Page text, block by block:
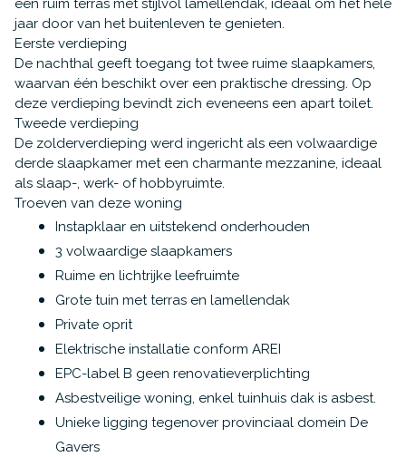
een ruim terras met stijlvol lamellendak, ideaal om het hele
jaar door van het buitenleven te genieten.
Eerste verdieping
De nachthal geeft toegang tot twee ruime slaapkamers,
waarvan één beschikt over een praktische dressing. Op
deze verdieping bevindt zich eveneens een apart toilet.
Tweede verdieping
De zolderverdieping werd ingericht als een volwaardige
derde slaapkamer met een charmante mezzanine, ideaal
als slaap-, werk- of hobbyruimte.
Troeven van deze woning
Instapklaar en uitstekend onderhouden
3 volwaardige slaapkamers
Ruime en lichtrijke leefruimte
Grote tuin met terras en lamellendak
Private oprit
Elektrische installatie conform AREI
EPC-label B geen renovatieverplichting
Asbestveilige woning, enkel tuinhuis dak is asbest.
Unieke ligging tegenover provinciaal domein De
Gavers